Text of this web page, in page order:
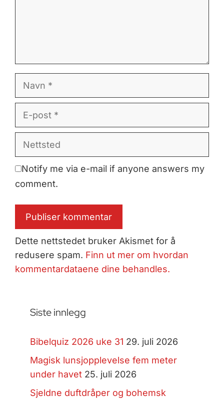
Navn
E-
post
Nettsted
Notify me via e-mail if anyone answers my
comment.
Dette nettstedet bruker Akismet for å
redusere spam. Finn ut mer om hvordan
kommentardataene dine behandles.
Siste innlegg
Bibelquiz 2026 uke 31 29. juli 2026
Magisk lunsjopplevelse fem meter
under havet 25. juli 2026
Sjeldne duftdråper og bohemsk